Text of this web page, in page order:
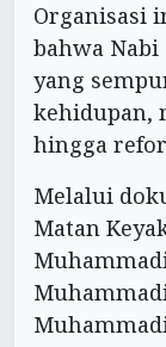
Organisasi
bahwa
yang
kehidupan,
hingga
Melalui
Matan